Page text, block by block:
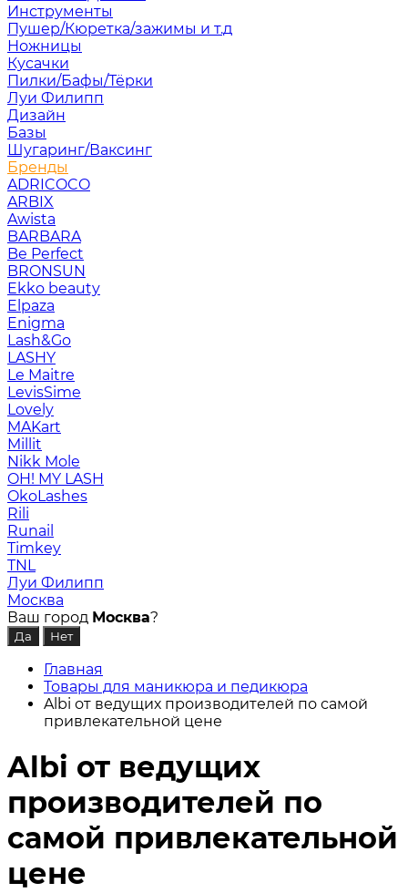
Инструменты
Пушер/Кюретка/зажимы и т.д
Ножницы
Кусачки
Пилки/Бафы/Тёрки
Луи Филипп
Дизайн
Базы
Шугаринг/Ваксинг
Бренды
ADRICOCO
ARBIX
Awista
BARBARA
Be Perfect
BRONSUN
Ekko beauty
Elpaza
Enigma
Lash&Go
LASHY
Le Maitre
LevisSime
Lovely
MAKart
Millit
Nikk Mole
OH! MY LASH
OkoLashes
Rili
Runail
Timkey
TNL
Луи Филипп
Москва
Ваш город Москва?
Главная
Товары для маникюра и педикюра
Albi от ведущих производителей по самой
привлекательной цене
Albi от ведущих
производителей по
самой привлекательной
цене